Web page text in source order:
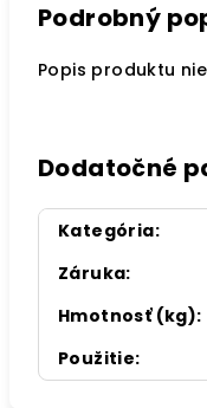
Podrobný
Popis produktu
Dodatočné
Kategória:
Záruka:
Hmotnosť (kg):
Použitie: